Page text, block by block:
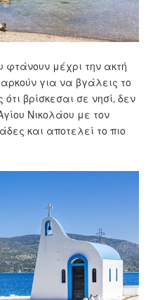
μέχρι την ακτή
για να βγάλεις το
βρίσκεσαι σε νησί, δεν
Νικολάου με τον
και αποτελεί το πιο